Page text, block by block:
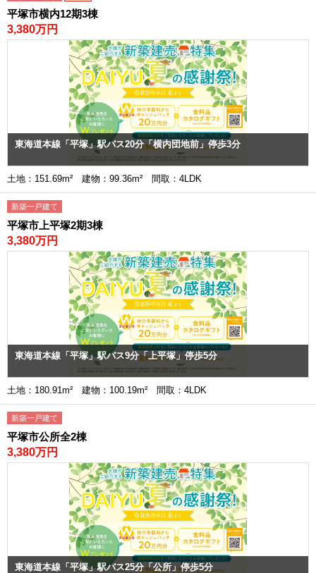
平塚市横内12期3棟
3,380万円
東海道本線「平塚」駅バス20分「横内団地前」停歩3分
土地：151.69m² 建物：99.36m² 間取：4LDK
新築一戸建て
平塚市上平塚2期3棟
3,380万円
東海道本線「平塚」駅バス9分「上平塚」停歩5分
土地：180.91m² 建物：100.19m² 間取：4LDK
新築一戸建て
平塚市公所全2棟
3,380万円
東海道本線「平塚」駅バス25分「公所」停歩5分